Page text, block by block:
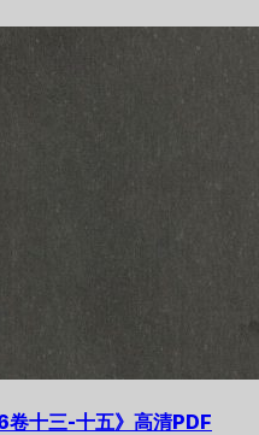
卷十三-十五》高清PDF